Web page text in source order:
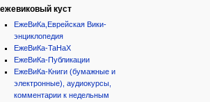
ежевиковый куст
ЕжеВиКа,Еврейская Вики-
энциклопедия
ЕжеВиКа-ТаНаХ
ЕжеВиКа-Публикации
ЕжеВиКа-Книги (бумажные и
электронные), аудиокурсы,
комментарии к недельным